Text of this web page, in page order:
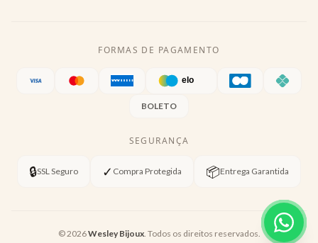
FORMAS DE PAGAMENTO
BOLETO
SEGURANÇA
🔒SSL Seguro ✓ Compra Protegida 📦Entrega Garantida
©2026Wesley Bijoux. Todos os direitos reservados.